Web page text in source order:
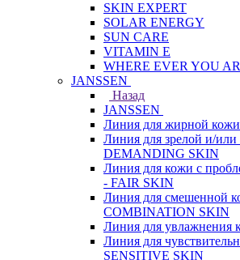
SKIN EXPERT
SOLAR ENERGY
SUN CARE
VITAMIN E
WHERE EVER YOU
JANSSEN
Назад
JANSSEN
Линия для жирной
Линия для зрелой и/
DEMANDING SKIN
Линия для кожи с
- FAIR SKIN
Линия для смешенной
COMBINATION SKIN
Линия для увлажнения
Линия для
SENSITIVE SKIN